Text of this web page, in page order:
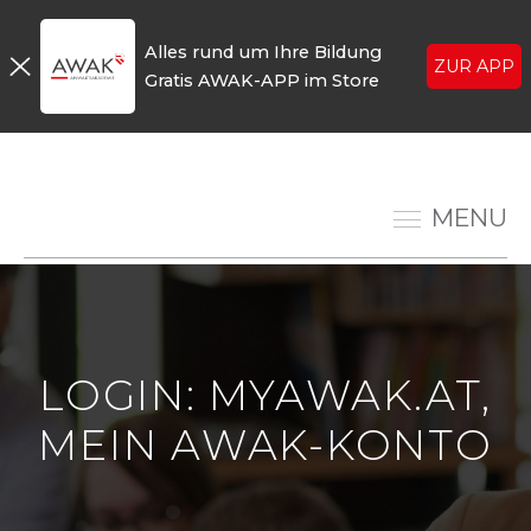
MENU
Alles rund um Ihre Bildung
Gratis AWAK-APP im Store
ZUR APP
LOGIN: MYAWAK.AT,
MEIN AWAK-KONTO